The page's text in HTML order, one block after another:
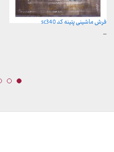
فرش ماشینی پتینه کد sc340
–محدوده